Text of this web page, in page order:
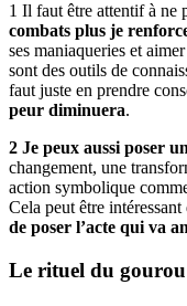
1 Il faut être attentif à ne
combats plus je
ses maniaqueries et
sont des outils de
faut juste en prendre
peur diminuera.
2 Je peux aussi poser
changement, une
action symbolique
Cela peut être
de poser l’acte qui va
Le rituel du gourou